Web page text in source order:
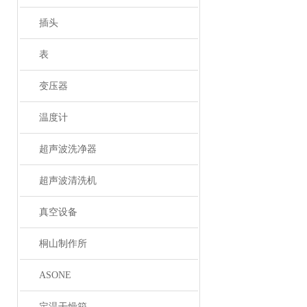
插头
表
变压器
温度计
超声波洗净器
超声波清洗机
真空设备
桐山制作所
ASONE